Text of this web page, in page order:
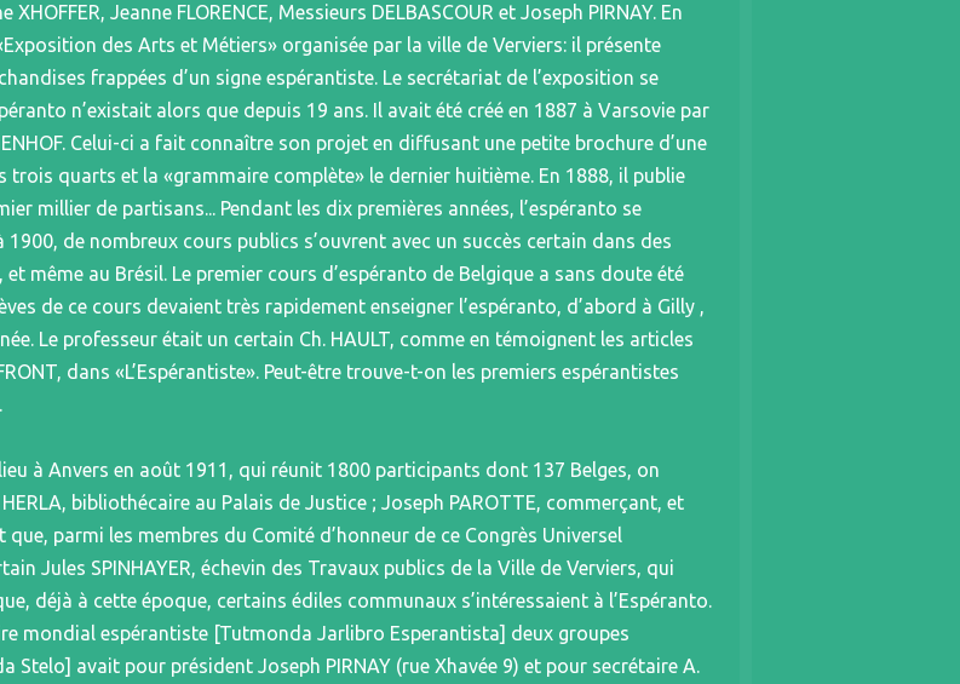
Jeanne FLORENCE, Messieurs DELBASCOUR et Joseph PIRNAY. En
des Arts et Métiers» organisée par la ville de Verviers: il présente
frappées d’un signe espérantiste. Le secrétariat de l’exposition se
n’existait alors que depuis 19 ans. Il avait été créé en 1887 à Varsovie par
Celui-ci a fait connaître son projet en diffusant une petite brochure d’une
quarts et la «grammaire complète» le dernier huitième. En 1888, il publie
millier de partisans... Pendant les dix premières années, l’espéranto se
de nombreux cours publics s’ouvrent avec un succès certain dans des
même au Brésil. Le premier cours d’espéranto de Belgique a sans doute été
de ce cours devaient très rapidement enseigner l’espéranto, d’abord à Gilly ,
Le professeur était un certain Ch. HAULT, comme en témoignent les articles
dans «L’Espérantiste». Peut-être trouve-t-on les premiers espérantistes
à Anvers en août 1911, qui réunit 1800 participants dont 137 Belges, on
bibliothécaire au Palais de Justice ; Joseph PAROTTE, commerçant, et
parmi les membres du Comité d’honneur de ce Congrès Universel
Jules SPINHAYER, échevin des Travaux publics de la Ville de Verviers, qui
déjà à cette époque, certains édiles communaux s’intéressaient à l’Espéranto.
mondial espérantiste [Tutmonda Jarlibro Esperantista] deux groupes
Stelo] avait pour président Joseph PIRNAY (rue Xhavée 9) et pour secrétaire A.